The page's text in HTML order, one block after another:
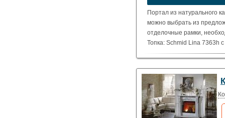
Портал из натурального
можно выбрать из
отделочные рамки,
Топка: Schmid Lina 7363h
( Номинальная мощность